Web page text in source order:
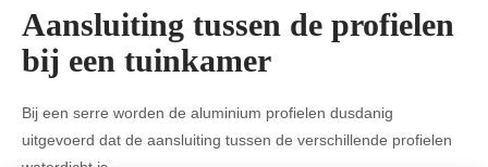
Aansluiting tussen de profielen
bij een tuinkamer
Bij een serre worden de aluminium profielen dusdanig
uitgevoerd dat de aansluiting tussen de verschillende profielen